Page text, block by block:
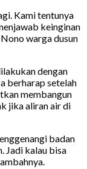
Kami tentunya
keinginan
warga dusun
dengan
berharap setelah
membangun
jika aliran air di
badan
Jadi kalau bisa